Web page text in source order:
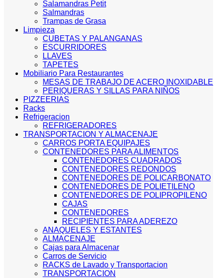
Salamandras Petit
Salmandras
Trampas de Grasa
Limpieza
CUBETAS Y PALANGANAS
ESCURRIDORES
LLAVES
TAPETES
Mobiliario Para Restaurantes
MESAS DE TRABAJO DE ACERO INOXIDABLE
PERIQUERAS Y SILLAS PARA NIÑOS
PIZZEERIAS
Racks
Refrigeracion
REFRIGERADORES
TRANSPORTACION Y ALMACENAJE
CARROS PORTA EQUIPAJES
CONTENEDORES PARA ALIMENTOS
CONTENEDORES CUADRADOS
CONTENEDORES REDONDOS
CONTENEDORES DE POLICARBONATO
CONTENEDORES DE POLIETILENO
CONTENEDORES DE POLIPROPILENO
CAJAS
CONTENEDORES
RECIPIENTES PARA ADEREZO
ANAQUELES Y ESTANTES
ALMACENAJE
Cajas para Almacenar
Carros de Servicio
RACKS de Lavado y Transportacion
TRANSPORTACION